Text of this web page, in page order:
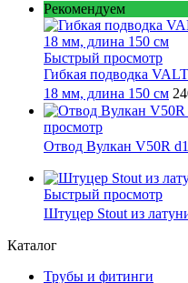
Рекомендуем
Быстрый просмотр
Гибкая подводка
18 мм, длина 150 см
просмотр
Отвод Вулкан V50R
Быстрый просмотр
Штуцер Stout из
Каталог
Трубы и фитинги